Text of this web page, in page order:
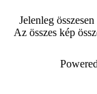
Jelenleg
Az összes kép